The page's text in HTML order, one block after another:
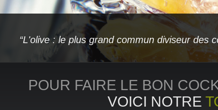
“L'olive : le plus grand commun diviseur des
POUR FAIRE LE BON
VOICI NOTRE